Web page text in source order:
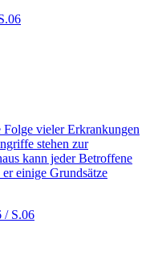
Folge vieler Erkrankungen
stehen zur
kann jeder Betroffene
einige Grundsätze
/ S.06